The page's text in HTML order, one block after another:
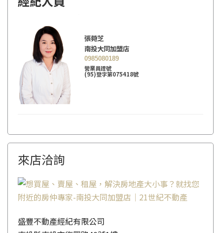
張菀芝
南投大同加盟店
0985080189
營業員證號
(95)登字第075418號
來店洽詢
盛豐不動產經紀有限公司